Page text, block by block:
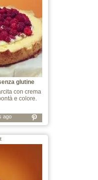
glutine
con crema
e colore.
ago